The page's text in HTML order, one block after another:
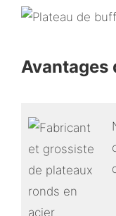
Avantages